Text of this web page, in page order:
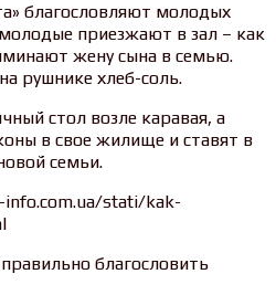
благословляют молодых
приезжают в зал – как
жену сына в семью.
рушнике хлеб-соль.
стол возле каравая, а
в свое жилище и ставят в
семьи.
stati/kak-
благословить